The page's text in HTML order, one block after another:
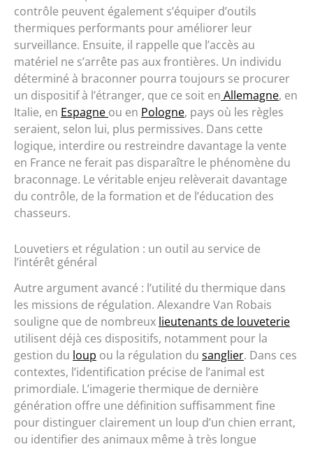
contrôle peuvent également s’équiper d’outils
thermiques performants pour améliorer leur
surveillance. Ensuite, il rappelle que l’accès au
matériel ne s’arrête pas aux frontières. Un individu
déterminé à braconner pourra toujours se procurer
un dispositif à l’étranger, que ce soit en Allemagne, en
Italie, en Espagne ou en Pologne, pays où les règles
seraient, selon lui, plus permissives. Dans cette
logique, interdire ou restreindre davantage la vente
en France ne ferait pas disparaître le phénomène du
braconnage. Le véritable enjeu relèverait davantage
du contrôle, de la formation et de l’éducation des
chasseurs.
Louvetiers et régulation : un outil au service de
l’intérêt général
Autre argument avancé : l’utilité du thermique dans
les missions de régulation. Alexandre Van Robais
souligne que de nombreux lieutenants de louveterie
utilisent déjà ces dispositifs, notamment pour la
gestion du loup ou la régulation du sanglier. Dans ces
contextes, l’identification précise de l’animal est
primordiale. L’imagerie thermique de dernière
génération offre une définition suffisamment fine
pour distinguer clairement un loup d’un chien errant,
ou identifier des animaux même à très longue